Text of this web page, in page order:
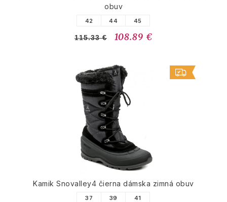
obuv
42 44 45
115.33 € 108.89 €
Kamik Snovalley4 čierna dámska zimná obuv
37 39 41